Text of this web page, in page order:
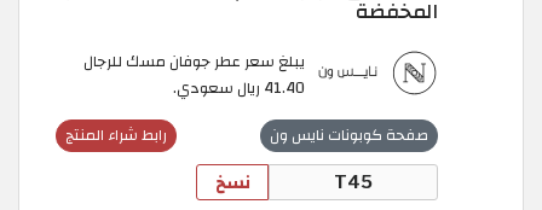
المخفضة
يبلغ سعر عطر جوفان مسك للرجال
41.40 ريال سعودي.
رابط شراء المنتج صفحة كوبونات نايس ون
نسخ